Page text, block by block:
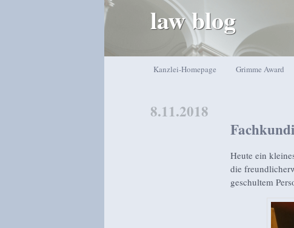
law blog
Zum Inhalt wechseln
Zum sekundären Inhalt wechseln
Kanzlei-Homepage Grimme Award
8.11.2018
Heute ein
die
geschultem